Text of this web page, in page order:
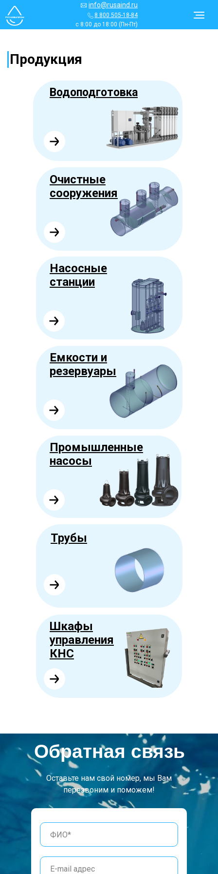
8 800 505-18-84
с 8:00 до 18:00 (Пн-Пт)
info@rusaind.ru
Продукция
Водоподготовка
Очистные
сооружения
Насосные
станции
Промышленные
насосы
Емкости и
резервуары
Трубы
Шкафы
управления
КНС
Обратная связь
Оставьте нам свой номер, мы Вам
перезвоним и поможем!